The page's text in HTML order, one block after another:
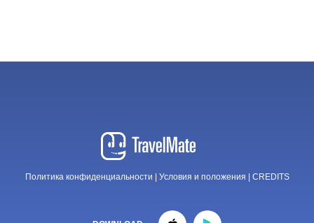
Политика конфиденциальности Условия и положения CREDITS